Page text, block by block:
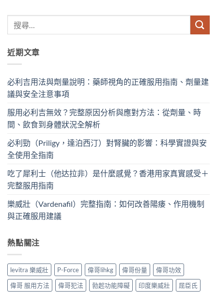
近期文章
必利吉用法與劑量說明：藥師視角的正確服用指南、劑量建
議與安全注意事項
服用必利吉無效？完整原因分析與應對方法：從劑量、時
間、飲食到身體狀況全解析
必利勁（Priligy，達泊西汀）對腎臟的影響：科學實證與安
全使用全指南
吃了犀利士（他达拉非）是什麼感覺？香港用家真實感受＋
完整服用指南
樂威壯（Vardenafil）完整指南：如何改善陽痿、作用機制
與正確服用建議
熱點關注
levitra 樂威壯 P-Force 偉哥lihkg 偉哥份量
偉哥功效
偉哥 服用方法
偉哥犯法 勃起功能障礙 印度樂威壯
屈臣氏